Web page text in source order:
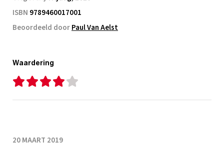
ISBN 9789460017001
Beoordeeld doorPaul Van Aelst
Waardering
20 MAART 2019